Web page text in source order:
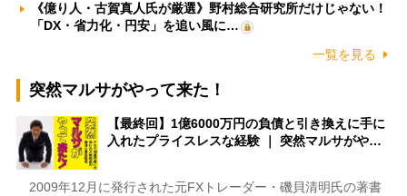
《億り人・古賀真人氏が厳選》野村総合研究所だけじゃない！
「DX・省力化・円安」を追い風に…
一覧を見る
突然マルサがやって来た！
【最終回】1億6000万円の負債と引き換えに手に
入れたプライスレスな経験 ｜ 突然マルサがや…
2009年12月に発行された元FXトレーダー・磯貝清明氏の著書